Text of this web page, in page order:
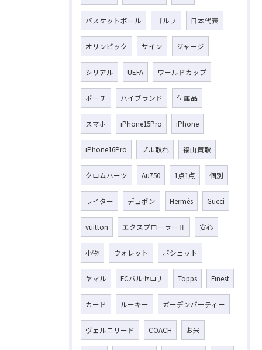
バスケットボール ゴルフ 日本代表
オリンピック サイン ジャージ
シリアル UEFA ワールドカップ
ポーチ ハイブランド 付属品
スマホ iPhone15Pro iPhone
iPhone16Pro プル取れ 福山買取
クロムハーツ Au750 1点1点 個別
ライター デュポン Hermès Gucci
vuitton エクスプローラーⅡ 安心
小物 ウォレット ポシェット
ヤマル FCバルセロナ Topps Finest
カード ルーキー ガーデンパーティー
ヴェルニリード COACH お米